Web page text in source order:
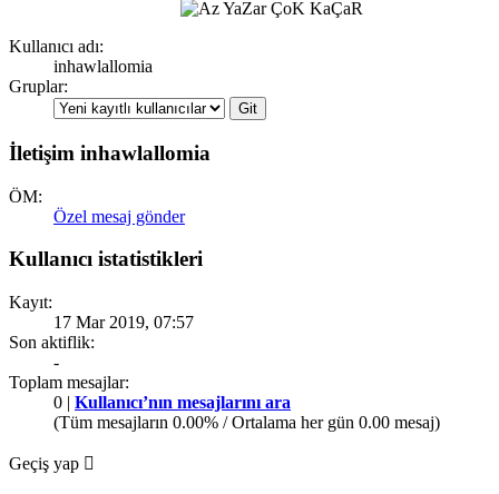
Kullanıcı adı:
inhawlallomia
Gruplar:
İletişim inhawlallomia
ÖM:
Özel mesaj gönder
Kullanıcı istatistikleri
Kayıt:
17 Mar 2019, 07:57
Son aktiflik:
-
Toplam mesajlar:
0 | Kullanıcı’nın mesajlarını ara
(Tüm mesajların 0.00% / Ortalama her gün 0.00 mesaj)
Geçiş yap